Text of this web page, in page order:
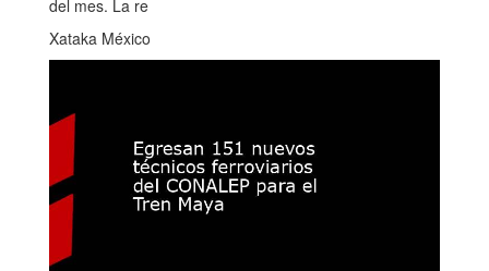
del mes. La re
Xataka México